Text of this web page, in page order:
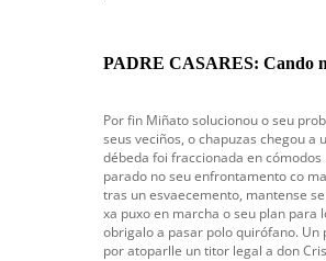
PADRE CASARES: Cando
Por fin Miñato solucionou o seu
seus veciños, o chapuzas chegou a
débeda foi fraccionada en
parado no seu enfrontamento co
tras un esvaecemento, mantense
xa puxo en marcha o seu plan para
obrigalo a pasar polo quirófano. Un
por atoparlle un titor legal a don